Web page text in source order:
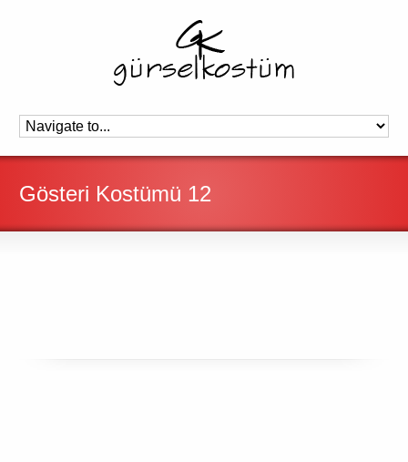
Gösteri Kostümü 12